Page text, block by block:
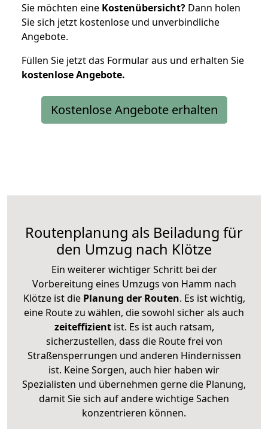
Sie möchten eine Kostenübersicht? Dann holen
Sie sich jetzt kostenlose und unverbindliche
Angebote.
Füllen Sie jetzt das Formular aus und erhalten Sie
kostenloseAngebote.
Kostenlose Angebote erhalten
Routenplanung als Beiladung für
den Umzug nach Klötze
Ein weiterer wichtiger Schritt bei der
Vorbereitung eines Umzugs von Hamm nach
Klötze ist diePlanung der Routen. Es ist wichtig,
eine Route zu wählen, die sowohl sicher als auch
zeiteffizientist. Es ist auch ratsam,
sicherzustellen, dass die Route frei von
Straßensperrungen und anderen Hindernissen
ist. Keine Sorgen, auch hier haben wir
Spezialisten und übernehmen gerne die Planung,
damit Sie sich auf andere wichtige Sachen
konzentrieren können.